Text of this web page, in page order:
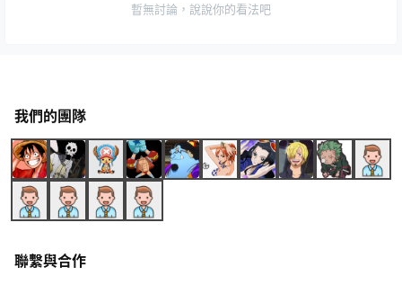
暫無討論，說說你的看法吧
我們的團隊
聯繫與合作